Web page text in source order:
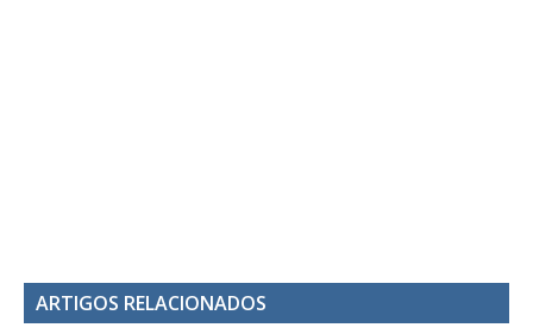
ARTIGOS RELACIONADOS